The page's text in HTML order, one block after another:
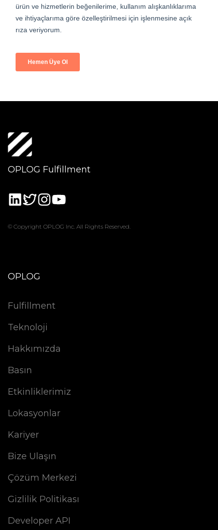
OPLOG Fulfillment
© Copyright OPLOG Inc. All Rights Reserved.
OPLOG
Fulfillment
Teknoloji
Hakkımızda
Basın
Etkinliklerimiz
Lokasyonlar
Kariyer
Bize Ulaşın
Çözüm Merkezi
Gizlilik Politikası
Developer API